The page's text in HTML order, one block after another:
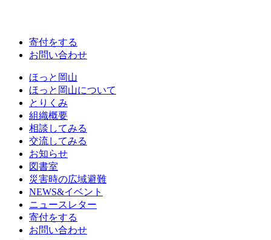
寄付をする
お問い合わせ
ほっと岡山
ほっと岡山について
とりくみ
組織概要
相談してみる
交流してみる
お知らせ
図書室
災害時の広域避難
NEWS&イベント
ニュースレター
寄付をする
お問い合わせ